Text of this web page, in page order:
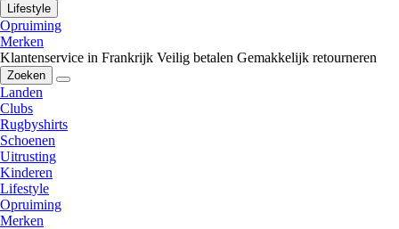
Lifestyle
Opruiming
Merken
Klantenservice in Frankrijk Veilig betalen Gemakkelijk retourneren
Zoeken
Landen
Clubs
Rugbyshirts
Schoenen
Uitrusting
Kinderen
Lifestyle
Opruiming
Merken